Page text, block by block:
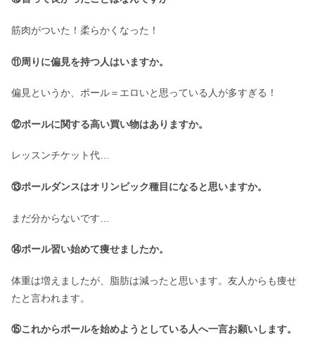
筋肉がついた！柔らかくなった！
⑪周りに偏見を持つ人はいますか。
偏見というか、ポール＝エロいと思っている人が多すぎる！
⑫ポールに関する高い買い物はありますか。
レッスンチケット代…
⑬ポールダンスはオリンピック種目になると思いますか。
まだ分からないです…
⑭ポール習い始めて痩せましたか。
体重は増えましたが、脂肪は減ったと思います。友人からも痩せ
たと言われます。
⑮これからポールを始めようとしている人へ一言お願いします。